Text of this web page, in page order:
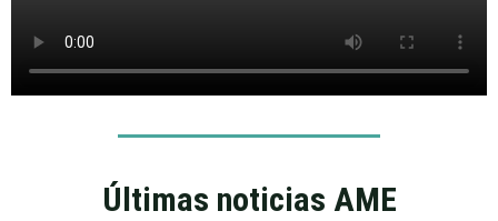
Últimas noticias AME